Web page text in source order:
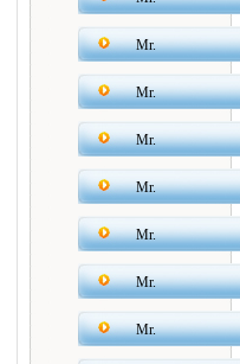
Mr.
Mr.
Mr.
Mr.
Mr.
Mr.
Mr.